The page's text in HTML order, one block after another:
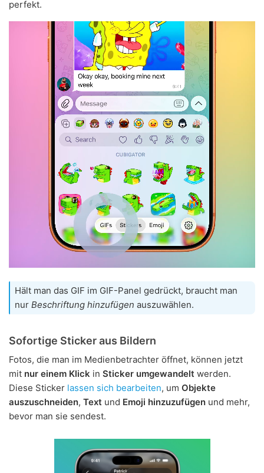
perfekt.
Hält man das GIF im GIF-Panel gedrückt, braucht man
nur Beschriftung hinzufügen auszuwählen.
Sofortige Sticker aus Bildern
Fotos, die man im Medienbetrachter öffnet, können jetzt
mit nur einem Klick in Sticker umgewandelt werden.
Diese Sticker lassen sich bearbeiten, um Objekte
auszuschneiden, Text und Emoji hinzuzufügen und mehr,
bevor man sie sendest.